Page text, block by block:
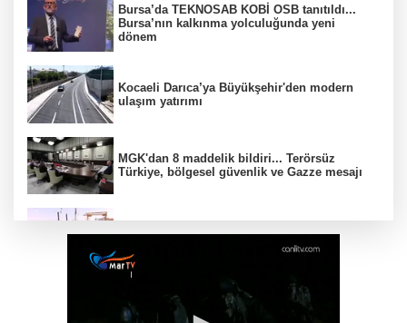
Bursa’da TEKNOSAB KOBİ OSB tanıtıldı...
Bursa’nın kalkınma yolculuğunda yeni
dönem
Kocaeli Darıca’ya Büyükşehir'den modern
ulaşım yatırımı
MGK'dan 8 maddelik bildiri... Terörsüz
Türkiye, bölgesel güvenlik ve Gazze mesajı
Yakıt barcı filosuna iki yeni gemi
Türk Tarih Kurumu’ndan tarihi içerikler tek
platformda